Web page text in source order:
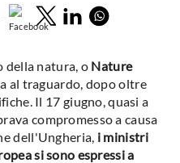
FacebookTwitter LinkedInWhatsapp
della natura, o Nature
al traguardo, dopo oltre
Il 17 giugno, quasi a
compromesso a causa
dell'Ungheria, i ministri
si sono espressi a